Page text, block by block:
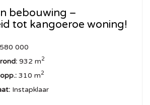
bebouwing –
tot kangoeroe woning!
000
932 m2
310 m2
Instapklaar